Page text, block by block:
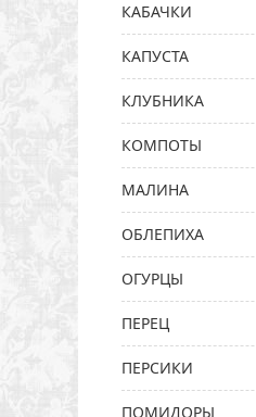
КАБАЧКИ
КАПУСТА
КЛУБНИКА
КОМПОТЫ
МАЛИНА
ОБЛЕПИХА
ОГУРЦЫ
ПЕРЕЦ
ПЕРСИКИ
ПОМИДОРЫ